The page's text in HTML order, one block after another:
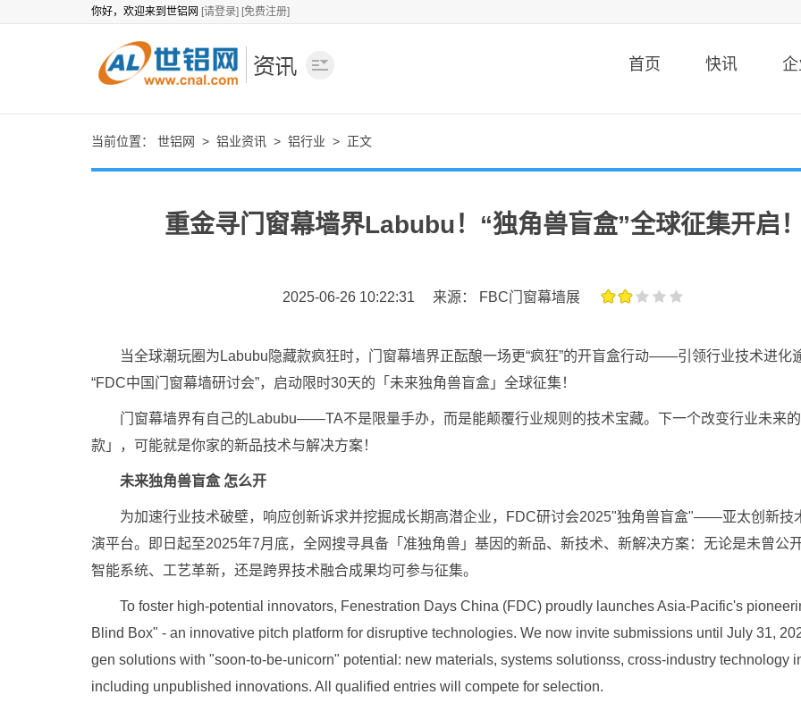
你好，欢迎来到世铝网 [请登录] [免费注册]
首页 快讯
当前位置： 世铝网 > 铝业资讯 > 铝行业 > 正文
重金寻门窗幕墙界Labubu！“独角兽盲盒”全球征集开启！
2025-06-26 10:22:31 来源： FBC门窗幕墙展
当全球潮玩圈为Labubu隐藏款疯狂时，门窗幕墙界正酝酿一场更“疯狂”的开盲盒行动——引领行业技术进化
“FDC中国门窗幕墙研讨会”，启动限时30天的「未来独角兽盲盒」全球征集！
门窗幕墙界有自己的Labubu——TA不是限量手办，而是能颠覆行业规则的技术宝藏。下一个改变行业未来
款」，可能就是你家的新品技术与解决方案！
未来独角兽盲盒 怎么开
为加速行业技术破壁，响应创新诉求并挖掘成长期高潜企业，FDC研讨会2025"独角兽盲盒"——亚太创新技
演平台。即日起至2025年7月底，全网搜寻具备「准独角兽」基因的新品、新技术、新解决方案：无论是未曾公开
智能系统、工艺革新，还是跨界技术融合成果均可参与征集。
To foster high-potential innovators, Fenestration Days China (FDC) proudly launches Asia-Pacific's
Blind Box" - an innovative pitch platform for disruptive technologies. We now invite submissions until July 31,
gen solutions with "soon-to-be-unicorn" potential: new materials, systems solutionss, cross-industry technology
including unpublished innovations. All qualified entries will compete for selection.